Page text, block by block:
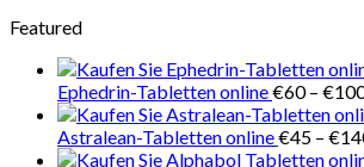
Featured
Ephedrin-Tabletten online€60 – €
Astralean-Tabletten online€45 – €